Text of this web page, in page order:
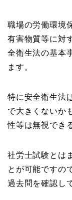
職場の労働環境
有害物質等に対
全衛生法の基本
ます。
特に安全衛生法
で大きくないか
性等は無視でき
社労士試験とは
とが可能ですの
過去問を確認し